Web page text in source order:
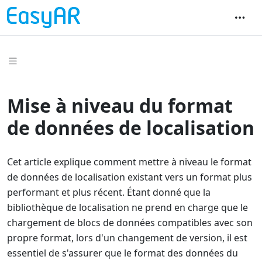
Mise à niveau du format
de données de localisation
Cet article explique comment mettre à niveau le format
de données de localisation existant vers un format plus
performant et plus récent. Étant donné que la
bibliothèque de localisation ne prend en charge que le
chargement de blocs de données compatibles avec son
propre format, lors d'un changement de version, il est
essentiel de s'assurer que le format des données du